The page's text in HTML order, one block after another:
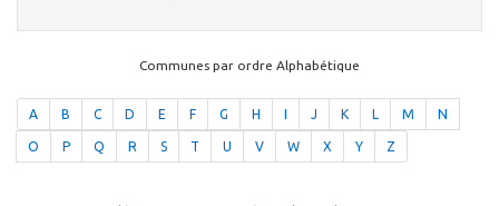
Communes par ordre Alphabétique
A B C D E F G H J K L M N
O P Q R S T U V W X Y Z